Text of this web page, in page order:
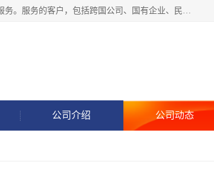
东方君创进出口（北京）有限公司，成立20年来，专注于提供外贸进出口代理服务。服务的客户，包括跨国公司、国有企业、民营企业等。作为的综合性外贸企业，公司拥有一支精通进出口贸易的团队，从事各类商品和技术的进口清关代理报关。进出口商品涉及20多个大类、上千个品种，贸易客户遍布世界各个国家和地区。
公司介绍 公司动态